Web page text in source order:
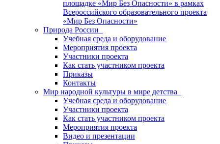
площадке «Мир Без Опасности» в рамках
Всероссийского образовательного проекта
«Мир Без Опасности»
Природа России
Учебная среда и оборудование
Мероприятия проекта
Участники проекта
Как стать участником проекта
Приказы
Контакты
Мир народной культуры в мире детства
Учебная среда и оборудование
Участники проекта
Как стать участником проекта
Мероприятия проекта
Видео и презентации